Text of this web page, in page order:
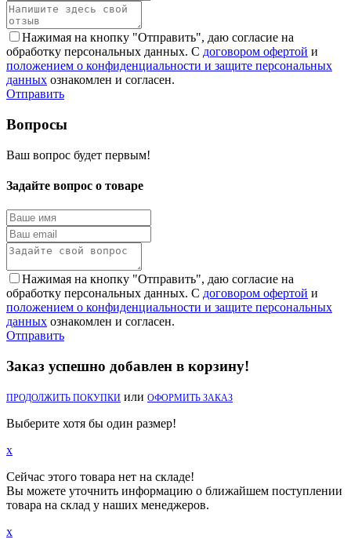
Нажимая на кнопку "Отправить", даю согласие на
обработку персональных данных. С договором офертой и
положением о конфиденциальности и защите персональных
данных ознакомлен и согласен.
Отправить
Вопросы
Ваш вопрос будет первым!
Задайте вопрос о товаре
Нажимая на кнопку "Отправить", даю согласие на
обработку персональных данных. С договором офертой и
положением о конфиденциальности и защите персональных
данных ознакомлен и согласен.
Отправить
Заказ успешно добавлен в корзину!
ПРОДОЛЖИТЬ ПОКУПКИ или ОФОРМИТЬ ЗАКАЗ
Выберите хотя бы один размер!
x
Сейчас этого товара нет на складе!
Вы можете уточнить информацию о ближайшем поступлении
товара на склад у наших менеджеров.
x